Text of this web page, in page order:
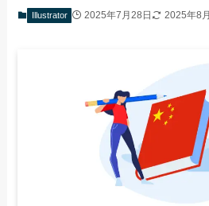
Illustrator 2025年7月28日 2025年8